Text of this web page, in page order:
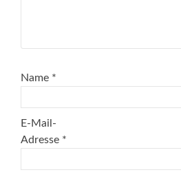
Name *
E-Mail-
Adresse *